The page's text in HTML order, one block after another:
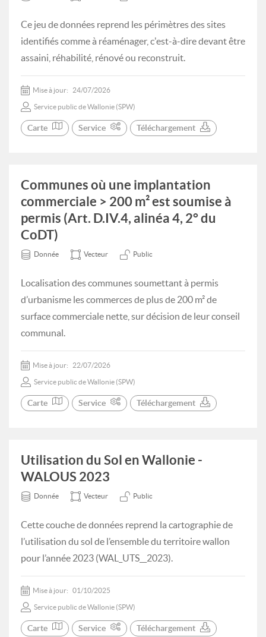
Ce jeu de données reprend les périmètres des sites
identifiés comme à réaménager, c'est-à-dire devant être
assaini, réhabilité, rénové ou reconstruit.
Mise à jour: 24/07/2026
Service public de Wallonie (SPW)
Carte Service Téléchargement
Communes où une implantation
commerciale > 200 m² est soumise à
permis (Art. D.IV.4, alinéa 4, 2° du
CoDT)
Donnée Vecteur Public
Localisation des communes soumettant à permis
d’urbanisme les commerces de plus de 200 m² de
surface commerciale nette, sur décision de leur conseil
communal.
Mise à jour: 22/07/2026
Service public de Wallonie (SPW)
Carte Service Téléchargement
Utilisation du Sol en Wallonie -
WALOUS 2023
Donnée Vecteur Public
Cette couche de données reprend la cartographie de
l’utilisation du sol de l’ensemble du territoire wallon
pour l’année 2023 (WAL_UTS__2023).
Mise à jour: 01/10/2025
Service public de Wallonie (SPW)
Carte Service Téléchargement